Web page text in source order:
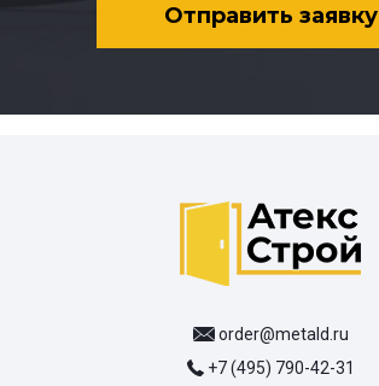
Отправить заявку
order@metald.ru
+7 (495) 790-42-31